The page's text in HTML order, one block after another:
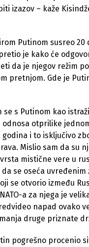
izazov – kaže
Putinom susreo 20
je kako će
da je njegov režim
pretnjom. Gde je
se s Putinom kao
otprilike
godina i to isključivo
Mislio sam da su
mistične vere u
se oseća uvređenim
se otvorio između
a za njega je
napad ovako
druge priznate
pogrešno procenio